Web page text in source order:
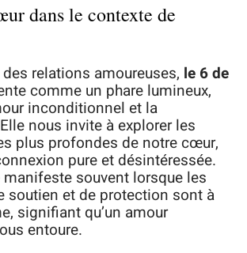
dans le contexte de
relations amoureuses, le 6 de
comme un phare lumineux,
inconditionnel et la
nous invite à explorer les
plus profondes de notre cœur,
pure et désintéressée.
manifeste souvent lorsque les
soutien et de protection sont à
signifiant qu’un amour
entoure.